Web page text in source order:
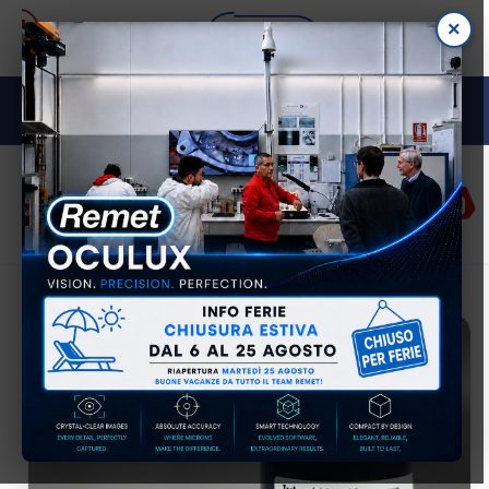
Vai
direttamente
ai contenuti
M E TA L L O G R A F I A
AccediCarrello
Passa alle
informazioni
sul prodotto
×